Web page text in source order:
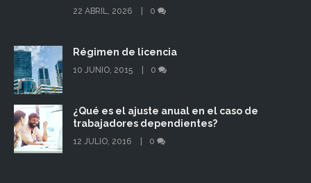
22 ABRIL, 2026 0
Régimen de licencia
10 JUNIO, 2015 0
¿Qué es el ajuste anual en el caso de
trabajadores dependientes?
12 JULIO, 2016 0